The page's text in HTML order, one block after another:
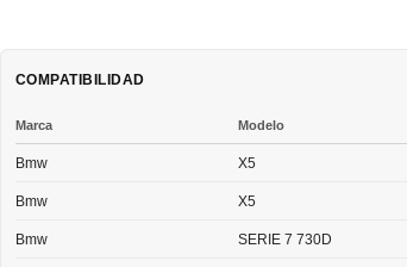
COMPATIBILIDAD
Marca Modelo
Bmw X5
Bmw X5
Bmw SERIE 7 730D